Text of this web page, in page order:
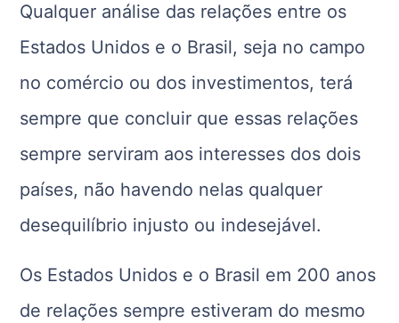
Qualquer análise das relações entre os
Estados Unidos e o Brasil, seja no campo
no comércio ou dos investimentos, terá
sempre que concluir que essas relações
sempre serviram aos interesses dos dois
países, não havendo nelas qualquer
desequilíbrio injusto ou indesejável.
Os Estados Unidos e o Brasil em 200 anos
de relações sempre estiveram do mesmo